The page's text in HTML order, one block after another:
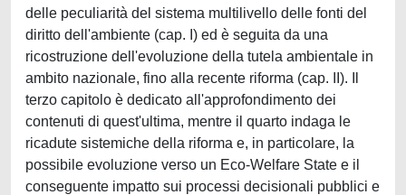
delle peculiarità del sistema multilivello delle fonti del
diritto dell'ambiente (cap. I) ed è seguita da una
ricostruzione dell'evoluzione della tutela ambientale in
ambito nazionale, fino alla recente riforma (cap. II). Il
terzo capitolo è dedicato all'approfondimento dei
contenuti di quest'ultima, mentre il quarto indaga le
ricadute sistemiche della riforma e, in particolare, la
possibile evoluzione verso un Eco-Welfare State e il
conseguente impatto sui processi decisionali pubblici e